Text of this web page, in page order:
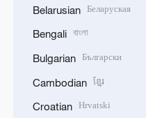
Belarusian Беларуская
Bengali বাংলা
Bulgarian Български
Cambodian ខ្មែរ
Croatian Hrvatski